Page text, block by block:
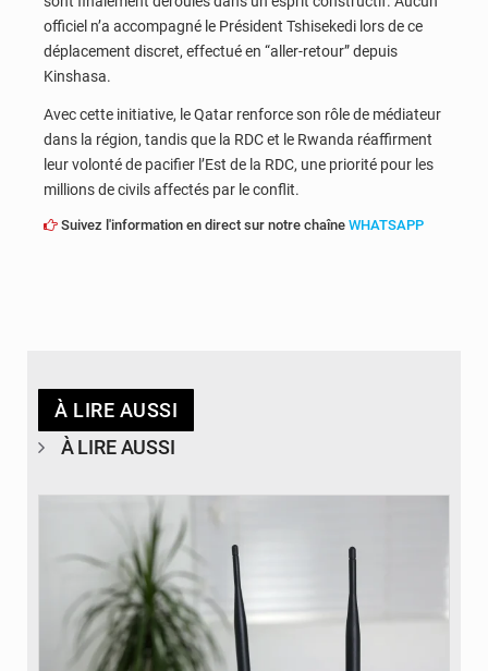
officiel n’a accompagné le Président Tshisekedi lors de ce
déplacement discret, effectué en “aller-retour” depuis
Kinshasa.
Avec cette initiative, le Qatar renforce son rôle de médiateur
dans la région, tandis que la RDC et le Rwanda réaffirment
leur volonté de pacifier l’Est de la RDC, une priorité pour les
millions de civils affectés par le conflit.
Suivez l'information en direct sur notre chaîne WHATSAPP
À LIRE AUSSI
À LIRE AUSSI